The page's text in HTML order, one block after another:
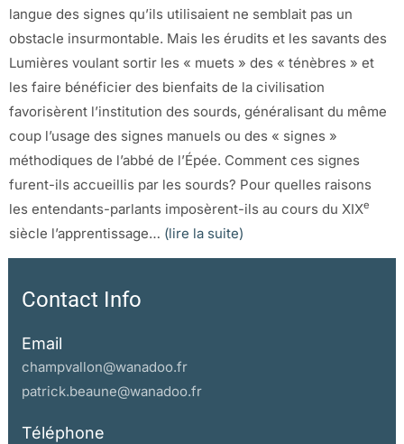
langue des signes qu’ils utilisaient ne semblait pas un
obstacle insurmontable. Mais les érudits et les savants des
Lumières voulant sortir les « muets » des « ténèbres » et
les faire bénéficier des bienfaits de la civilisation
favorisèrent l’institution des sourds, généralisant du même
coup l’usage des signes manuels ou des « signes »
méthodiques de l’abbé de l’Épée. Comment ces signes
furent-ils accueillis par les sourds? Pour quelles raisons
les entendants-parlants imposèrent-ils au cours du XIXe
siècle l’apprentissage… (lire la suite)
Contact Info
Email
champvallon@wanadoo.fr
patrick.beaune@wanadoo.fr
Téléphone